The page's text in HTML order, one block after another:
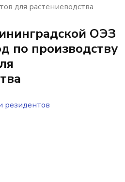
для растениеводства
ОЭЗ
по производству
резидентов